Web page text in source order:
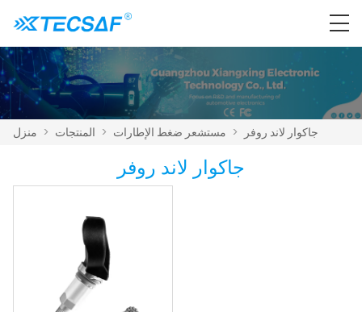
منزل > المنتجات > مستشعر ضغط الإطارات > جاكوار لاند روفر
جاكوار لاند روفر